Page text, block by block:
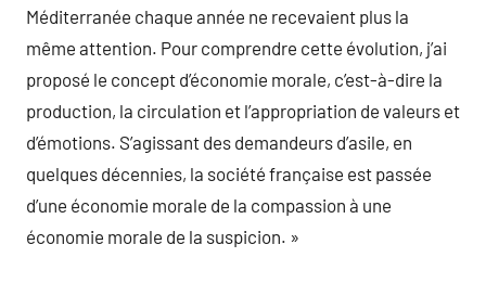
Méditerranée chaque année ne recevaient plus la
même attention. Pour comprendre cette évolution, j’ai
proposé le concept d’économie morale, c’est-à-dire la
production, la circulation et l’appropriation de valeurs et
d’émotions. S’agissant des demandeurs d’asile, en
quelques décennies, la société française est passée
d’une économie morale de la compassion à une
économie morale de la suspicion. »